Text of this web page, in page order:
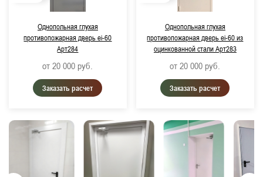
Однопольная глухая
противопожарная дверь ei-60
Арт284
от 20 000 руб.
Заказать расчет
Однопольная глухая
противопожарная дверь ei-60 из
оцинкованной стали Арт283
от 20 000 руб.
Заказать расчет